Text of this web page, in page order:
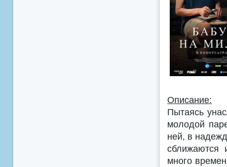
Описание:
Пытаясь
молодой
ней, в
сближаются
много